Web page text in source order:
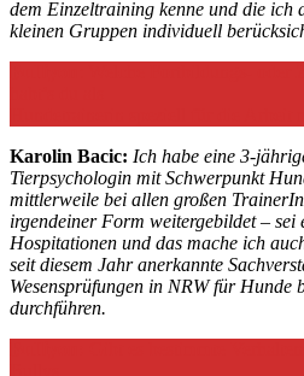
dem Einzeltraining kenne und die ich
kleinen Gruppen individuell
Karolin Bacic: Ich habe eine 3-
Tierpsychologin mit Schwerpunkt
mittlerweile bei allen großen
irgendeiner Form weitergebildet – sei
Hospitationen und das mache ich
seit diesem Jahr anerkannte
Wesensprüfungen in NRW für Hunde
durchführen.